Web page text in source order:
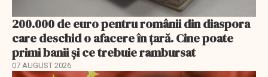
200.000 de euro pentru românii din diaspora
care deschid o afacere în țară. Cine poate
primi banii și ce trebuie rambursat
07 AUGUST 2026